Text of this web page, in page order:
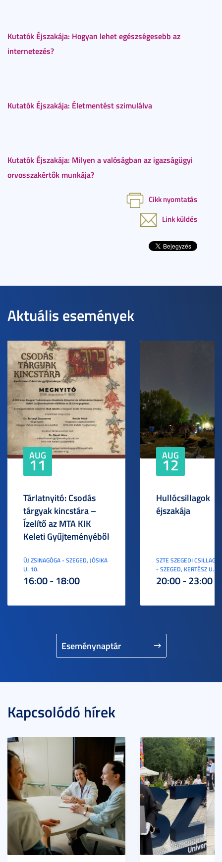
Kutatók Éjszakája: Hogyan lehet egészségesebb az
internetezés?
Kutatók Éjszakája: Életmentést szimulálva
Kutatók Éjszakája: Milyen a valóságban az igazságügyi
orvosszakértők munkája?
Cikk nyomtatás
Link küldés
Aktuális események
Eseménynaptár
AUG
11
Tárlatnyitó: Csodás
tárgyak kincstára –
Ízelítő az MTA KIK
Keleti Gyűjteményéből
ÚJ ZSINAGÓGA - SZEGED, JÓSIKA
U. 10.
16:00 - 18:00
AUG
12
Hullócsillagok
éjszakája
SZTE SZEGEDI
- SZEGED, KERTÉSZ U. 3.
20:00 - 23:00
Kapcsolódó hírek